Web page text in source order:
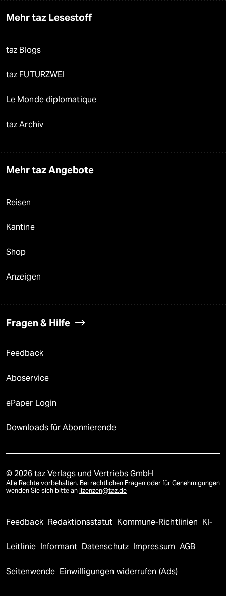
Mehr taz Lesestoff
taz Blogs
taz FUTURZWEI
Le Monde diplomatique
taz Archiv
Mehr taz Angebote
Reisen
Kantine
Shop
Anzeigen
Fragen & Hilfe
Feedback
Aboservice
ePaper Login
Downloads für Abonnierende
© 2026 taz Verlags und Vertriebs GmbH
Alle Rechte vorbehalten. Bei rechtlichen Fragen oder für Genehmigungen
wenden Sie sich bitte an lizenzen@taz.de
Feedback Redaktionsstatut Kommune-Richtlinien KI-
Leitlinie Informant Datenschutz Impressum AGB
Seitenwende Einwilligungen widerrufen (Ads)